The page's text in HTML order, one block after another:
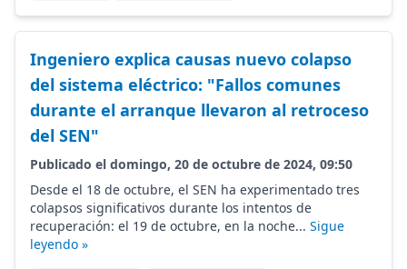
Ingeniero explica causas nuevo colapso
del sistema eléctrico: "Fallos comunes
durante el arranque llevaron al retroceso
del SEN"
Publicado el domingo, 20 de octubre de 2024, 09:50
Desde el 18 de octubre, el SEN ha experimentado tres
colapsos significativos durante los intentos de
recuperación: el 19 de octubre, en la noche... Sigue
leyendo »